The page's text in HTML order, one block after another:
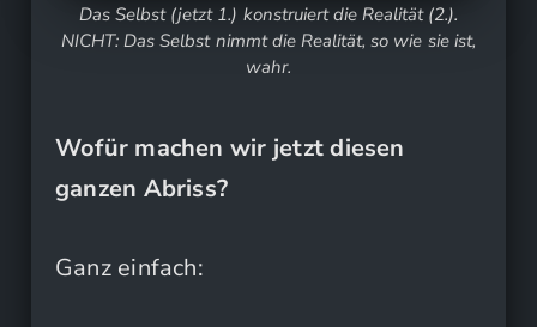
Das Selbst (jetzt 1.) konstruiert die Realität (2.).
NICHT: Das Selbst nimmt die Realität, so wie sie ist,
wahr.
Wofür machen wir jetzt diesen
ganzen Abriss?
Ganz einfach: